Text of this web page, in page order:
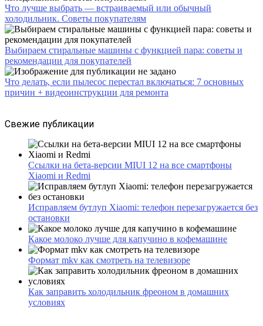
Что лучше выбрать — встраиваемый или обычный
холодильник. Советы покупателям
Выбираем стиральные машины с функцией пара: советы и
рекомендации для покупателей
Что делать, если пылесос перестал включаться: 7 основных
причин + видеоинструкции для ремонта
Свежие публикации
Ссылки на бета-версии MIUI 12 на все смартфоны
Xiaomi и Redmi
Исправляем бутлуп Xiaomi: телефон перезагружается без
остановки
Какое молоко лучше для капучино в кофемашине
Формат mkv как смотреть на телевизоре
Как заправить холодильник фреоном в домашних
условиях